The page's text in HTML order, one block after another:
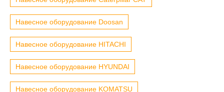
Навесное оборудование Doosan
Навесное оборудование HITACHI
Навесное оборудование HYUNDAI
Навесное оборудование KOMATSU